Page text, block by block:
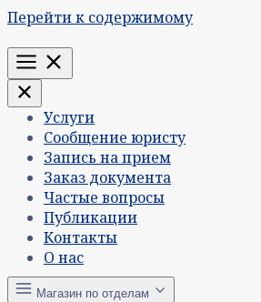
Перейти к содержимому
Меню
Услуги
Сообщение юристу
Запись на прием
Заказ документа
Частые вопросы
Публикации
Контакты
О нас
Магазин по отделам